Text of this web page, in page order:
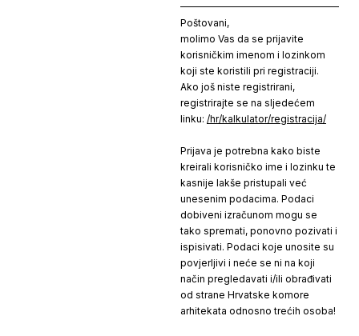
Poštovani,
molimo Vas da se prijavite
korisničkim imenom i lozinkom
koji ste koristili pri registraciji.
Ako još niste registrirani,
registrirajte se na sljedećem
linku: /hr/kalkulator/registracija/
Prijava je potrebna kako biste
kreirali korisničko ime i lozinku te
kasnije lakše pristupali već
unesenim podacima. Podaci
dobiveni izračunom mogu se
tako spremati, ponovno pozivati i
ispisivati. Podaci koje unosite su
povjerljivi i neće se ni na koji
način pregledavati i/ili obrađivati
od strane Hrvatske komore
arhitekata odnosno trećih osoba!